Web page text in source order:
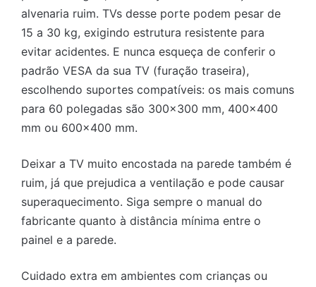
alvenaria ruim. TVs desse porte podem pesar de
15 a 30 kg, exigindo estrutura resistente para
evitar acidentes. E nunca esqueça de conferir o
padrão VESA da sua TV (furação traseira),
escolhendo suportes compatíveis: os mais comuns
para 60 polegadas são 300×300 mm, 400×400
mm ou 600×400 mm.
Deixar a TV muito encostada na parede também é
ruim, já que prejudica a ventilação e pode causar
superaquecimento. Siga sempre o manual do
fabricante quanto à distância mínima entre o
painel e a parede.
Cuidado extra em ambientes com crianças ou